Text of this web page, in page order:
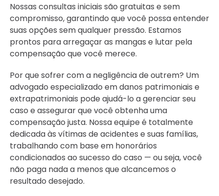
Nossas consultas iniciais são gratuitas e sem
compromisso, garantindo que você possa entender
suas opções sem qualquer pressão. Estamos
prontos para arregaçar as mangas e lutar pela
compensação que você merece.
Por que sofrer com a negligência de outrem? Um
advogado especializado em danos patrimoniais e
extrapatrimoniais pode ajudá-lo a gerenciar seu
caso e assegurar que você obtenha uma
compensação justa. Nossa equipe é totalmente
dedicada às vítimas de acidentes e suas famílias,
trabalhando com base em honorários
condicionados ao sucesso do caso — ou seja, você
não paga nada a menos que alcancemos o
resultado desejado.